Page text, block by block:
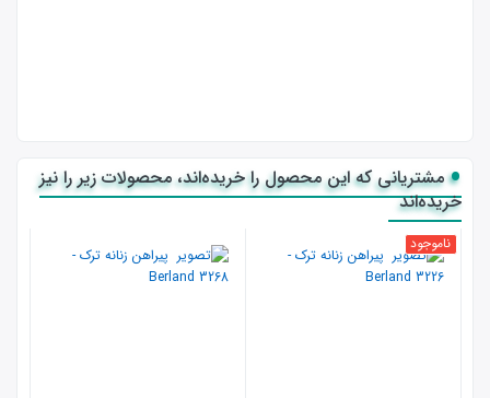
مشتریانی که این محصول را خریده‌اند، محصولات زیر را نیز
خریده‌اند
ناموجود